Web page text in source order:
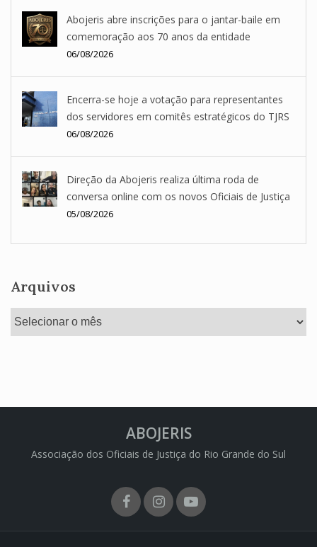
Abojeris abre inscrições para o jantar-baile em
comemoração aos 70 anos da entidade
06/08/2026
Encerra-se hoje a votação para representantes
dos servidores em comitês estratégicos do TJRS
06/08/2026
Direção da Abojeris realiza última roda de
conversa online com os novos Oficiais de Justiça
05/08/2026
Arquivos
Arquivos
ABOJERIS
Associação dos Oficiais de Justiça do Rio Grande do Sul
FacebookInstagram
Youtube